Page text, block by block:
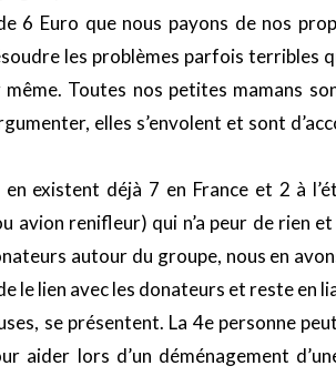
6 Euro que nous payons de nos
les problèmes parfois terribles
Toutes nos petites mamans
elles s’envolent et sont
existent déjà 7 en France et 2 à
renifleur) qui n’a peur de rien et
autour du groupe, nous en
le lien avec les donateurs et reste en
se présentent. La 4e personne
aider lors d’un déménagement